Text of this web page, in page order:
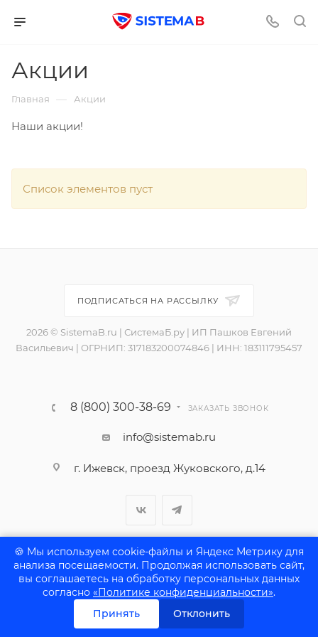
Акции
Главная — Акции
Наши акции!
Список элементов пуст
ПОДПИСАТЬСЯ НА РАССЫЛКУ
2026 © SistemaB.ru | СистемаБ.ру | ИП Пашков Евгений
Васильевич | ОГРНИП: 317183200074846 | ИНН: 183111795457
8 (800) 300-38-69 ЗАКАЗАТЬ ЗВОНОК
info@sistemab.ru
г. Ижевск, проезд Жуковского, д.14
ПОЛИТИКА КОНФИДЕНЦИАЛЬНОСТИ
🍪 Мы используем cookie-файлы и Яндекс Метрику для
анализа посещаемости. Продолжая использовать сайт,
вы соглашаетесь на обработку персональных данных
согласно «Политике конфиденциальности».
Принять
Отклонить